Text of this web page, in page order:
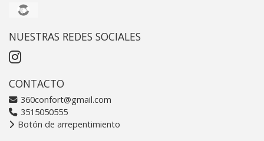
NUESTRAS REDES SOCIALES
CONTACTO
360confort@gmail.com
3515050555
Botón de arrepentimiento